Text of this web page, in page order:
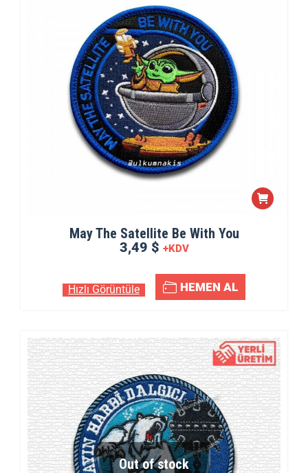
May The Satellite Be With You
3,49 $ +KDV
Hızlı Görüntüle HEMEN AL
Out of stock